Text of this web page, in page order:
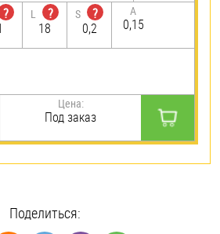
?
L
?
18
S
?
0,2
A
0,15
Цена:
Под заказ
Поделиться: